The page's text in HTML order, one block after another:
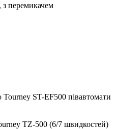
перемикачем
ST-EF500 півавтомати
TZ-500 (6/7 швидкостей)